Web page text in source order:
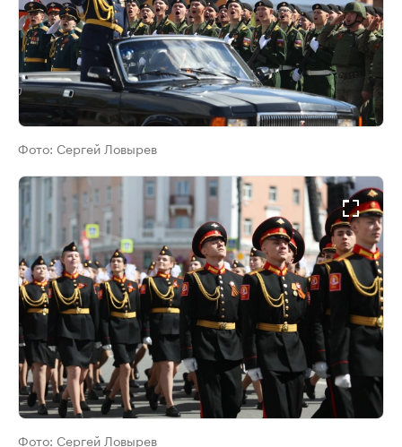
Фото: Сергей Ловырев
Фото: Сергей Ловырев